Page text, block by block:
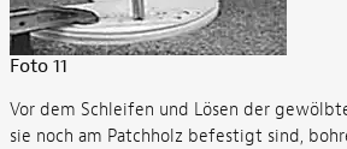
Foto 11
Vor dem Schleifen und Lösen der
sie noch am Patchholz befestigt sind,